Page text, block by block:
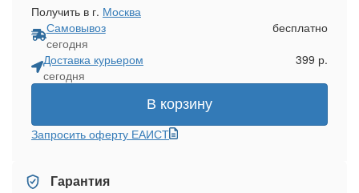
Получить в г. Москва
Самовывоз
сегодня
бесплатно
Доставка курьером
сегодня
399 р.
В корзину
Запросить оферту ЕАИСТ
Гарантия